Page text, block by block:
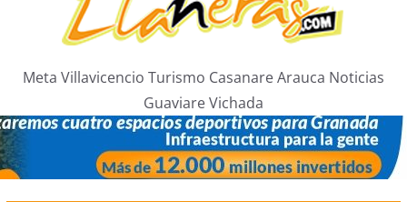
Meta Villavicencio Turismo Casanare Arauca Noticias
Guaviare Vichada